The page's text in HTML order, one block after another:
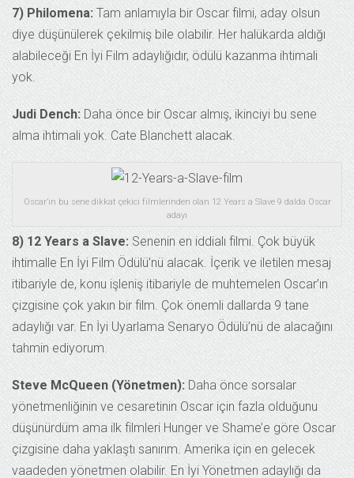
7) Philomena: Tam anlamıyla bir Oscar filmi, aday olsun
diye düşünülerek çekilmiş bile olabilir. Her halükarda aldığı
alabileceği En İyi Film adaylığıdır, ödülü kazanma ihtimali
yok.
Judi Dench:Daha önce bir Oscar almış, ikinciyi bu sene
alma ihtimali yok. Cate Blanchett alacak.
Oscar’ın bu sene dikkat çekici filmlerinden olan 12 Years a Slave 9 dalda Oscar
adayı
8) 12 Years a Slave: Senenin en iddialı filmi. Çok büyük
ihtimalle En İyi Film Ödülü’nü alacak. İçerik ve iletilen mesaj
itibariyle de, konu işleniş itibariyle de muhtemelen Oscar’ın
çizgisine çok yakın bir film. Çok önemli dallarda 9 tane
adaylığı var. En İyi Uyarlama Senaryo Ödülü’nü de alacağını
tahmin ediyorum.
Steve McQueen (Yönetmen): Daha önce sorsalar
yönetmenliğinin ve cesaretinin Oscar için fazla olduğunu
düşünürdüm ama ilk filmleri Hunger ve Shame’e göre Oscar
çizgisine daha yaklaştı sanırım. Amerika için en gelecek
vaadeden yönetmen olabilir. En İyi Yönetmen adaylığı da